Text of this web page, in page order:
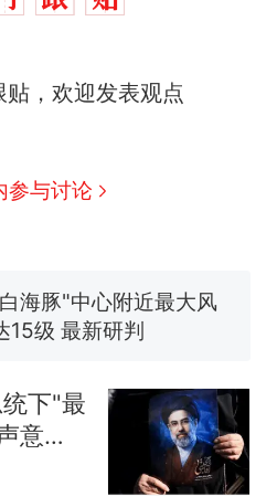
贴，欢迎发表观点
参与讨论
报价570元，搬到楼下
应海豚"中心附近最大风
15级 最新研判
名均遭淘汰？教育局：
招聘，成立调查组全面
一被第二名传话劝弃考
报
在床头放菜刀的女孩，
下"最
意味